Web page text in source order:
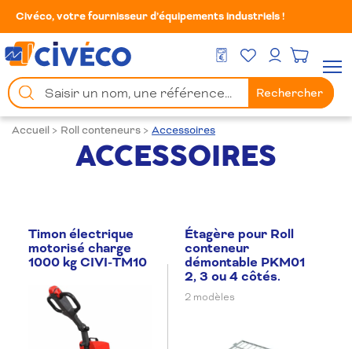
Civéco, votre fournisseur d’équipements industriels !
DEVIS GRATUIT
Mes FavorisMon compte
Chercher
un
produit
Rechercher
Accueil > Roll conteneurs > Accessoires
ACCESSOIRES
Timon électrique
motorisé charge
1000 kg CIVI-TM10
Étagère pour Roll
conteneur
démontable PKM01
2, 3 ou 4 côtés.
2 modèles